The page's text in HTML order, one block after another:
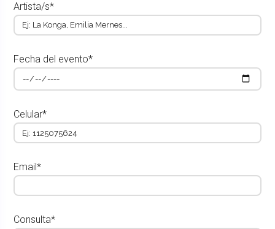
Artista/s*
Fecha del evento*
Celular*
Email*
Consulta*